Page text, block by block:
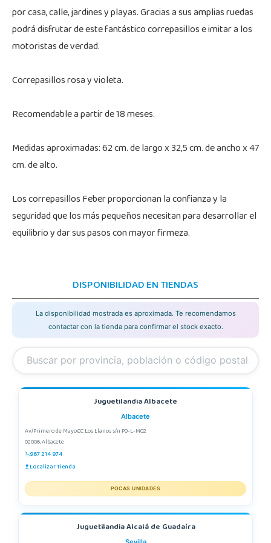
por casa, calle, jardines y playas. Gracias a sus amplias ruedas
podrá disfrutar de este fantástico correpasillos e imitar a los
motoristas de verdad.
Correpasillos rosa y violeta.
Recomendable a partir de 18 meses.
Medidas aproximadas: 62 cm. de largo x 32,5 cm. de ancho x 47
cm. de alto.
Los correpasillos Feber proporcionan la confianza y la
seguridad que los más pequeños necesitan para desarrollar el
equilibrio y dar sus pasos con mayor firmeza.
DISPONIBILIDAD EN TIENDAS
La disponibilidad mostrada es aproximada. Te recomendamos
contactar con la tienda para confirmar el stock exacto.
Juguetilandia Albacete
Albacete
Av/Primero de Mayo,CC Los Llanos s/n P0-L-M02
02006, Albacete
967 214 974
Localizar Tienda
POCAS UNIDADES
Juguetilandia Alcalá de Guadaíra